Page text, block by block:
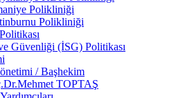
Polikliniği
Polikliniği
Güvenliği (İSG) Politikası
/ Başhekim
TOPTAŞ